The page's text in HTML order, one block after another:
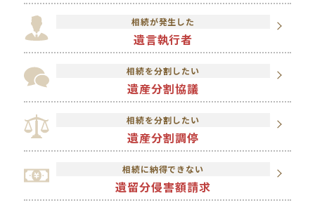
相続が発生した
遺言執行者
相続を分割したい
遺産分割協議
相続を分割したい
遺産分割調停
相続に納得できない
遺留分侵害額請求